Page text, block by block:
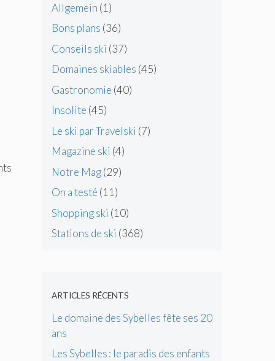
Allgemein (1)
Bons plans (36)
Conseils ski (37)
Domaines skiables (45)
Gastronomie (40)
Insolite (45)
Le ski par Travelski (7)
Magazine ski (4)
Notre Mag(29)
On a testé (11)
Shopping ski (10)
Stations de ski (368)
ARTICLES RÉCENTS
Le domaine des Sybelles fête ses 20
ans
Les Sybelles : le paradis des enfants